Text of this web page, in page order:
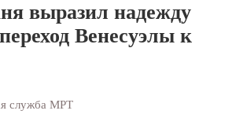
выразил надежду
Венесуэлы к
служба МРТ